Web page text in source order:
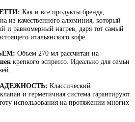
Как и все продукты бренда,
из качественного алюминия, который
и равномерный нагрев, даря тот самый
итальянского кофе.
Объем 270 мл рассчитан на
крепкого эспрессо. Идеально для семьи
Классический
и герметичная система гарантируют
использования на протяжении многих